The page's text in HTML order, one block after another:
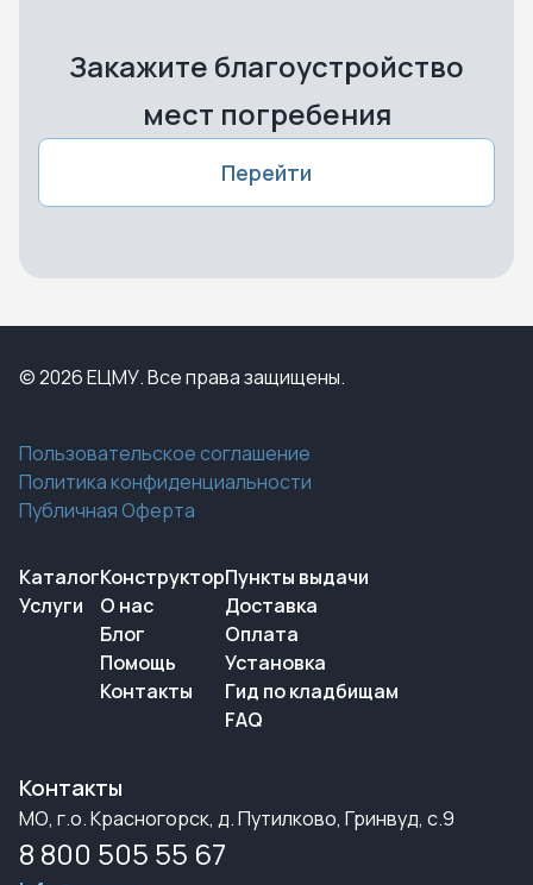
Закажите благоустройство
мест погребения
Перейти
© 2026 ЕЦМУ. Все права защищены.
Пользовательское соглашение
Политика конфиденциальности
Публичная Оферта
Каталог
Услуги
Конструктор
О нас
Блог
Помощь
Контакты
Пункты выдачи
Доставка
Оплата
Установка
Гид по кладбищам
FAQ
Контакты
МО, г.о. Красногорск, д. Путилково, Гринвуд, с.9
8 800 505 55 67